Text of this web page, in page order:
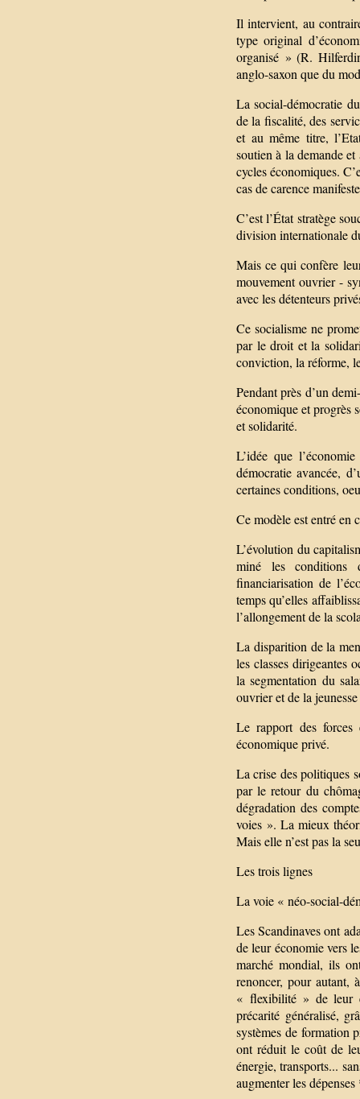
Il intervient, au
type original
organisé » (R.
anglo-saxon que du
La social-démocratie
de la fiscalité, des
et au même titre,
soutien à la demande
cycles économiques.
cas de carence
C’est l’État stratège
division internationale
Mais ce qui confère
mouvement ouvrier -
avec les détenteurs
Ce socialisme ne
par le droit et la
conviction, la réforme,
Pendant près d’un
économique et progrès
et solidarité.
L’idée que
démocratie avancée,
certaines conditions,
Ce modèle est entré en
L’évolution du
miné les conditions
financiarisation de
temps qu’elles
l’allongement de la
La disparition de la
les classes dirigeantes
la segmentation du
ouvrier et de la
Le rapport des
économique privé.
La crise des politiques
par le retour du
dégradation des
voies ». La mieux
Mais elle n’est pas la
Les trois lignes
La voie « néo-social-
Les Scandinaves ont
de leur économie vers
marché mondial, ils
renoncer, pour autant,
« flexibilité » de leur
précarité généralisé,
systèmes de formation
ont réduit le coût de
énergie, transports...
augmenter les